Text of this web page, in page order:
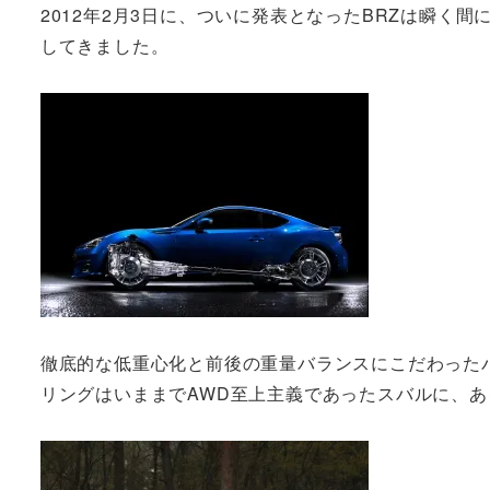
2012年2月3日に、ついに発表となったBRZは瞬く間
してきました。
徹底的な低重心化と前後の重量バランスにこだわっ
リングはいままでAWD至上主義であったスバルに、